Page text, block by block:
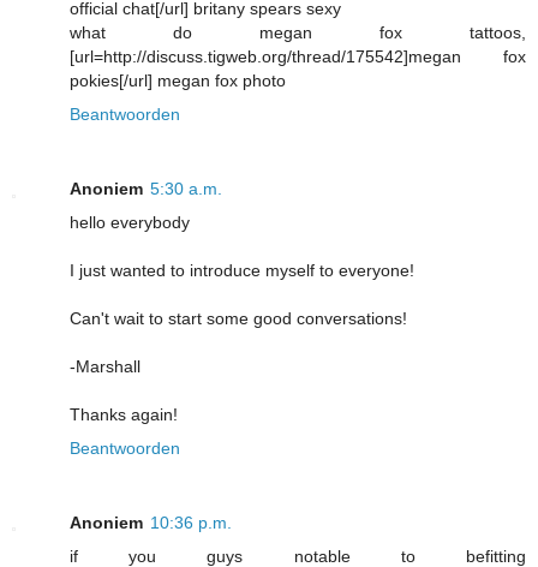
official chat[/url] britany spears sexy
what do megan fox tattoos,
[url=http://discuss.tigweb.org/thread/175542]megan fox
pokies[/url] megan fox photo
Beantwoorden
Anoniem 5:30 a.m.
hello everybody
I just wanted to introduce myself to everyone!
Can't wait to start some good conversations!
-Marshall
Thanks again!
Beantwoorden
Anoniem 10:36 p.m.
if you guys notable to befitting